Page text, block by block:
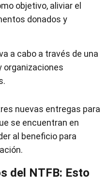
objetivo, aliviar el
donados y
a cabo a través de una
organizaciones
nuevas entregas para
se encuentran en
al beneficio para
del NTFB: Esto